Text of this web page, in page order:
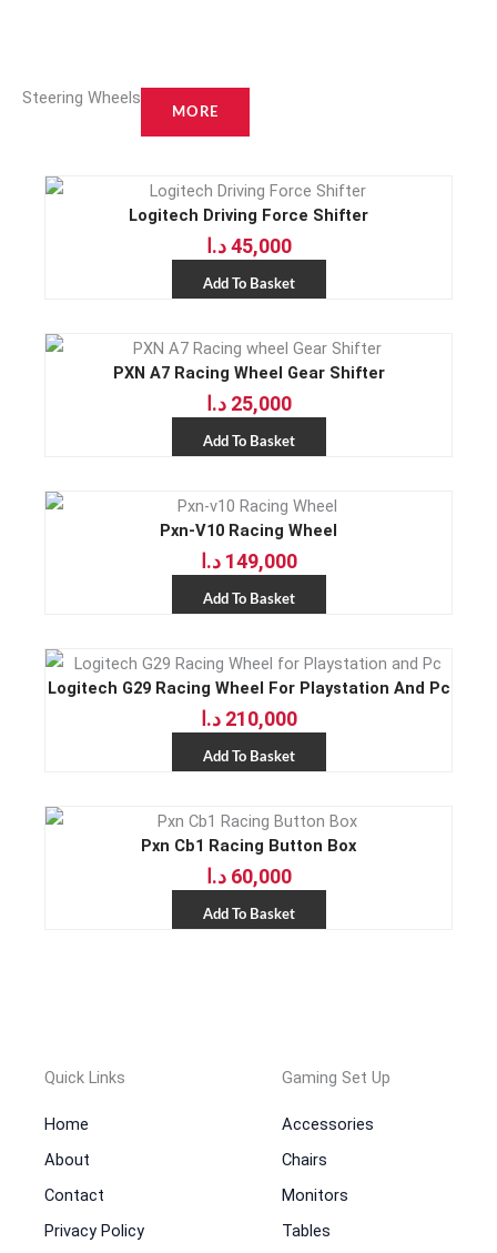
Steering Wheels
MORE
Logitech Driving Force Shifter
45,000 د.ا
Add To Basket
PXN A7 Racing Wheel Gear Shifter
25,000 د.ا
Add To Basket
Pxn-V10 Racing Wheel
149,000 د.ا
Add To Basket
Logitech G29 Racing Wheel For Playstation And Pc
210,000 د.ا
Add To Basket
Pxn Cb1 Racing Button Box
60,000 د.ا
Add To Basket
Quick Links
Home
About
Contact
Privacy Policy
Gaming Set Up
Accessories
Chairs
Monitors
Tables